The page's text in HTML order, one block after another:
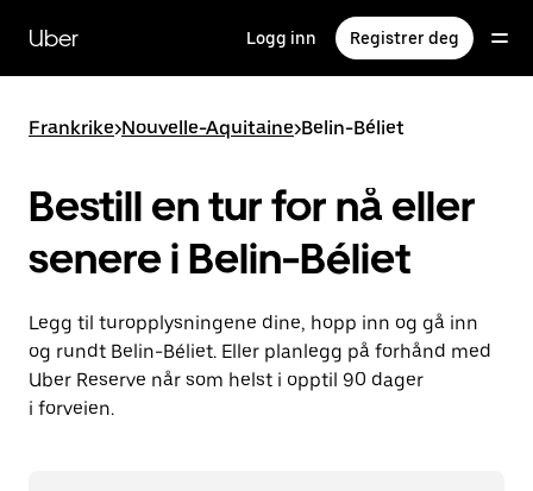
hovedinnholdet
Uber Logg inn Registrer deg
Frankrike>Nouvelle-Aquitaine>Belin-Béliet
Bestill en tur for nå eller
senere i Belin-Béliet
Legg til turopplysningene dine, hopp inn og gå inn
og rundt Belin-Béliet. Eller planlegg på forhånd med
Uber Reserve når som helst i opptil 90 dager
i forveien.